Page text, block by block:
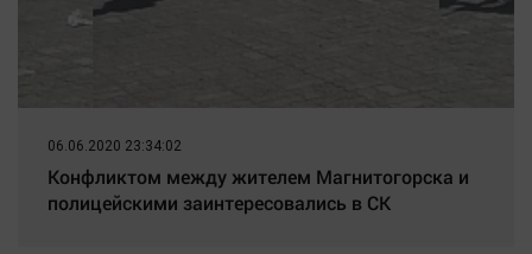
06.06.2020 23:34:02
Конфликтом между жителем Магнитогорска и
полицейскими заинтересовались в СК